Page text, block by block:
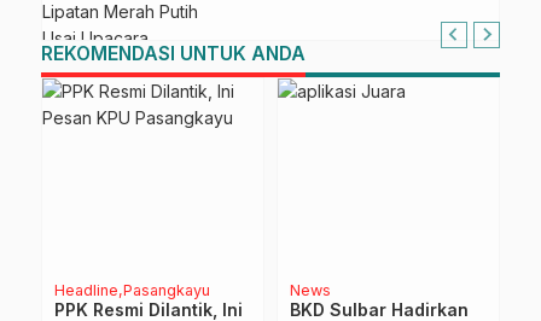
REKOMENDASI UNTUK ANDA
Headline Pasangkayu
PPK Resmi Dilantik, Ini
News
BKD Sulbar Hadirkan